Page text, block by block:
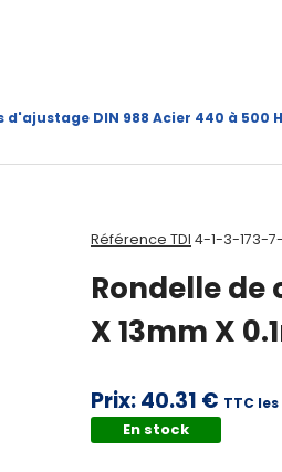
d'ajustage DIN 988 Acier 440 à 500
Référence TDI 4-1-3-173-
Rondelle de
X 13mm X
Prix:40.31 € TTC les
En stock